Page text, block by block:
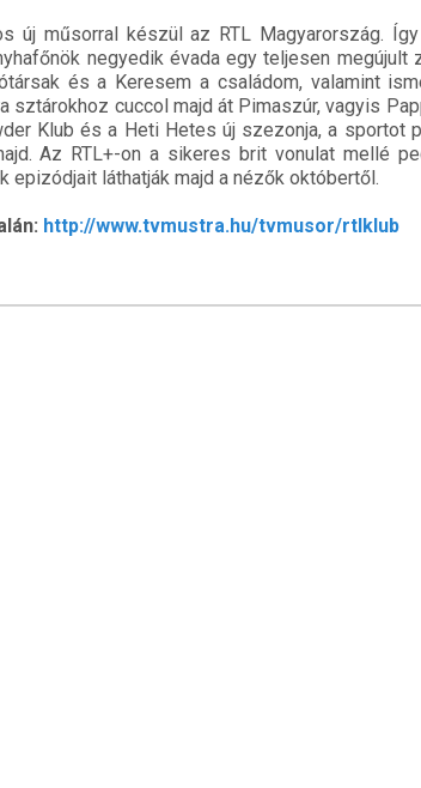
új műsorral készül az RTL Magyarország.
negyedik évada egy teljesen megújult
és a Keresem a családom, valamint
sztárokhoz cuccol majd át Pimaszúr, vagyis
Klub és a Heti Hetes új szezonja, a sportot
Az RTL+-on a sikeres brit vonulat mellé
láthatják majd a nézők októbertől.
http://www.tvmustra.hu/tvmusor/rtlklub